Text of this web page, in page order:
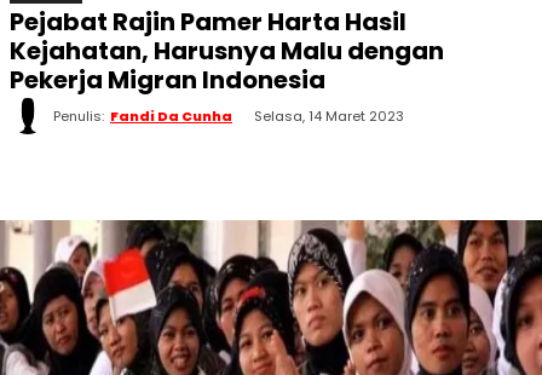
Pejabat Rajin Pamer Harta Hasil
Kejahatan, Harusnya Malu dengan
Pekerja Migran Indonesia
Penulis: Fandi Da Cunha Selasa, 14 Maret 2023